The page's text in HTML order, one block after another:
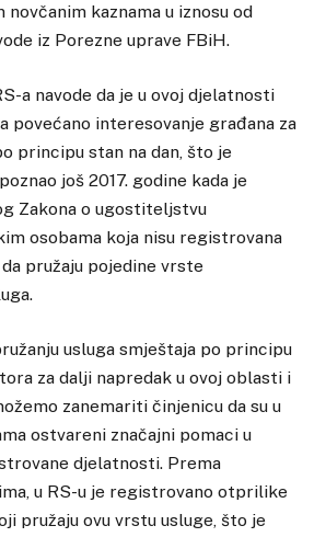
kaznama u iznosu od
iz Porezne uprave FBiH.
a navode da je u ovoj djelatnosti
povećano interesovanje građana za
principu stan na dan, što je
još 2017. godine kada je
Zakona o ugostiteljstvu
osobama koja nisu registrovana
pružaju pojedine vrste
usluga smještaja po principu
za dalji napredak u ovoj oblasti i
zanemariti činjenicu da su u
ostvareni značajni pomaci u
djelatnosti. Prema
u RS-u je registrovano otprilike
pružaju ovu vrstu usluge, što je